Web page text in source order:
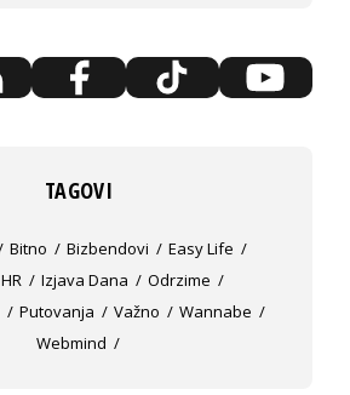
TAGOVI
Bitno Bizbendovi
Easy Life
HR Izjava Dana
Odrzime
Putovanja Važno
Wannabe
Webmind